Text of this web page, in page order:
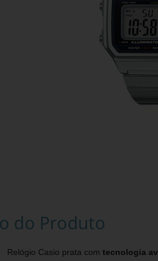
do Produto
Relógio Casio prata com tecnologia